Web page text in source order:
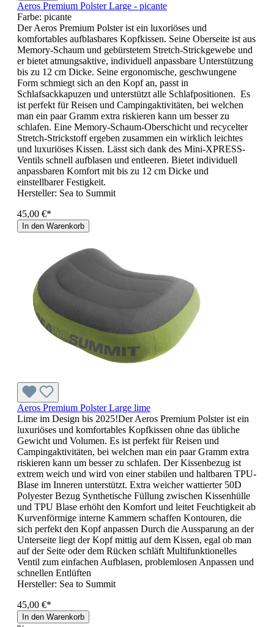
Aeros Premium Polster Large - picante
Farbe: picante
Der Aeros Premium Polster ist ein luxoriöses und
komfortables aufblasbares Kopfkissen. Seine Oberseite ist aus
Memory-Schaum und gebürstetem Stretch-Strickgewebe und
er bietet atmungsaktive, individuell anpassbare Unterstützung
bis zu 12 cm Dicke. Seine ergonomische, geschwungene
Form schmiegt sich an den Kopf an, passt in
Schlafsackkapuzen und unterstützt alle Schlafpositionen. Es
ist perfekt für Reisen und Campingaktivitäten, bei welchen
man ein paar Gramm extra riskieren kann um besser zu
schlafen. Eine Memory-Schaum-Oberschicht und recycelter
Stretch-Strickstoff ergeben zusammen ein wirklich leichtes
und luxuriöses Kissen. Lässt sich dank des Mini-XPRESS-
Ventils schnell aufblasen und entleeren. Bietet individuell
anpassbaren Komfort mit bis zu 12 cm Dicke und
einstellbarer Festigkeit.
Hersteller: Sea to Summit
45,00 €*
In den Warenkorb
Aeros Premium Polster Large lime
Lime im Design bis 2025!Der Aeros Premium Polster ist ein
luxuriöses und komfortables Kopfkissen ohne das übliche
Gewicht und Volumen. Es ist perfekt für Reisen und
Campingaktivitäten, bei welchen man ein paar Gramm extra
riskieren kann um besser zu schlafen. Der Kissenbezug ist
extrem weich und wird von einer stabilen und haltbaren TPU-
Blase im Inneren unterstützt. Extra weicher wattierter 50D
Polyester Bezug Synthetische Füllung zwischen Kissenhülle
und TPU Blase erhöht den Komfort und leitet Feuchtigkeit ab
Kurvenförmige interne Kammern schaffen Kontouren, die
sich perfekt den Kopf anpassen Durch die Aussparung an der
Unterseite liegt der Kopf mittig auf dem Kissen, egal ob man
auf der Seite oder dem Rücken schläft Multifunktionelles
Ventil zum einfachen Aufblasen, problemlosen Anpassen und
schnellen Entlüften
Hersteller: Sea to Summit
45,00 €*
In den Warenkorb